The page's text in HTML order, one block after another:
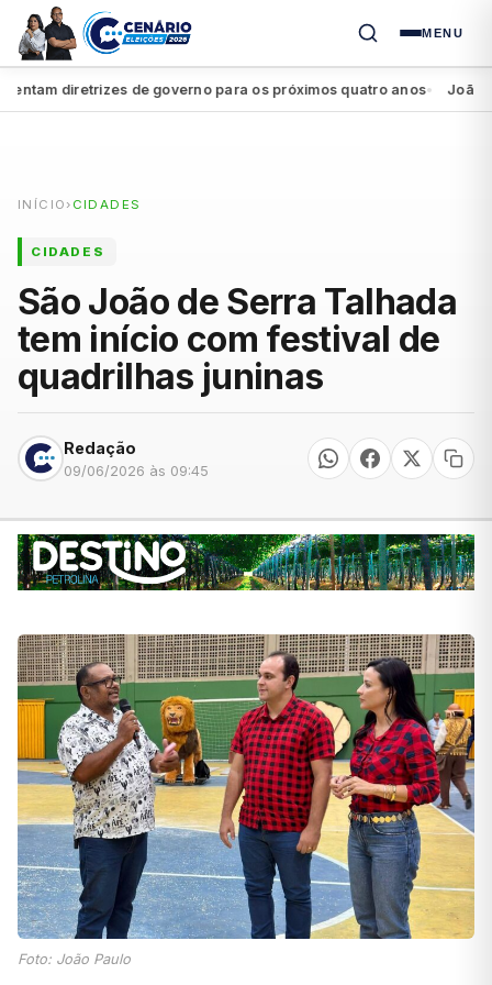
MENU
diretrizes de governo para os próximos quatro anos● João
INÍCIO › CIDADES
CIDADES
São João de Serra Talhada
tem início com festival de
quadrilhas juninas
Redação
09/06/2026 às 09:45
Foto: João Paulo